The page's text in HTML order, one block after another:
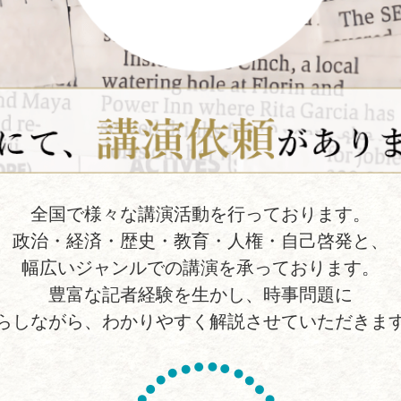
全国で様々な講演活動を行っております。
政治・経済・歴史・教育・人権・自己啓発と、
幅広いジャンルでの講演を承っております。
豊富な記者経験を生かし、時事問題に
しながら、わかりやすく解説させていただきま